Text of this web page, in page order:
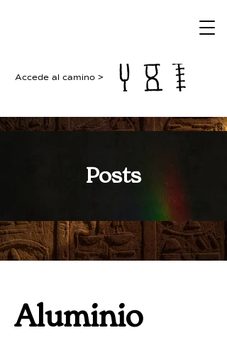
Accede al camino >
Posts
Aluminio